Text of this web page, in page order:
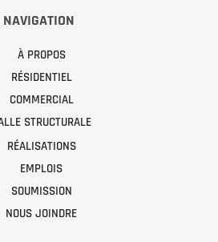
NAVIGATION
À PROPOS
RÉSIDENTIEL
COMMERCIAL
STRUCTURALE
RÉALISATIONS
EMPLOIS
SOUMISSION
NOUS JOINDRE